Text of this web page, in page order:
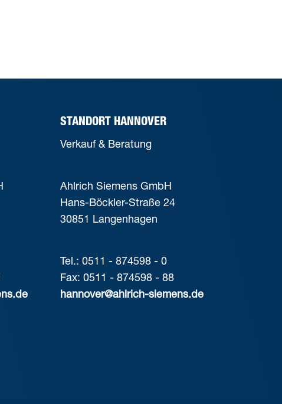
STANDORT HANNOVER
Verkauf & Beratung
Ahlrich Siemens GmbH
Hans-Böckler-Straße 24
30851 Langenhagen
Tel.: 0511 - 874598 - 0
Fax: 0511 - 874598 - 88
hannover@ahlrich-siemens.de